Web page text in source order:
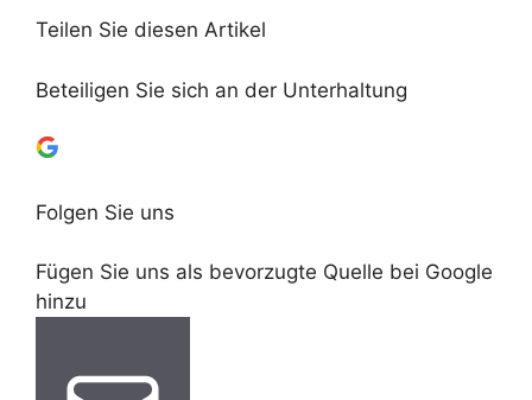
Teilen Sie diesen Artikel
Beteiligen Sie sich an der Unterhaltung
Folgen Sie uns
Fügen Sie uns als bevorzugte Quelle bei Google
hinzu